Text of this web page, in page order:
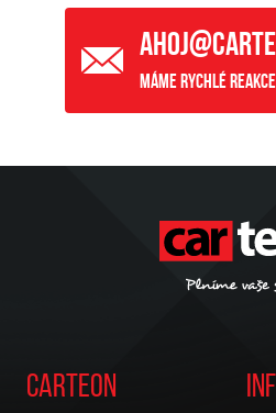
Máme rychlé reakce
Carteon